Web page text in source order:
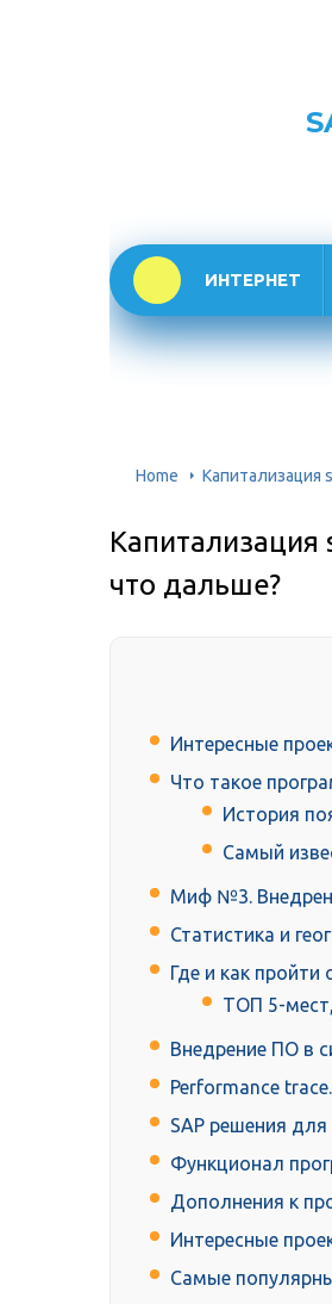
ИНТЕРНЕТ
Home Капитализация
Капитализация
что дальше?
Интересные
Что такое
История
Самый
Миф №3.
Статистика и
Где и как пройти
ТОП 5-
Внедрение ПО в
Performance trace.
SAP решения для
Функционал
Дополнения к
Интересные
Самые